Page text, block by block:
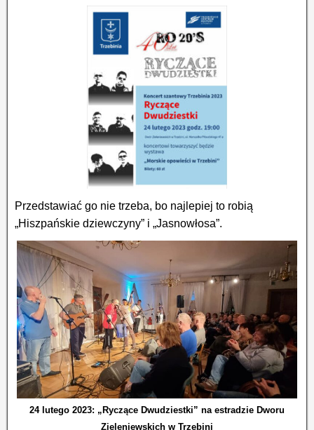
Przedstawiać go nie trzeba, bo najlepiej to robią
„Hiszpańskie dziewczyny” i „Jasnowłosa”.
24 lutego 2023: „Ryczące Dwudziestki” na estradzie Dworu
Zieleniewskich w Trzebini